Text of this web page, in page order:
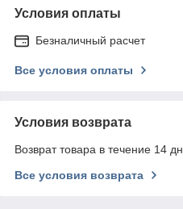
Условия оплаты
Безналичный расчет
Все условия оплаты
Условия возврата
Возврат товара в течение 14
Все условия возврата